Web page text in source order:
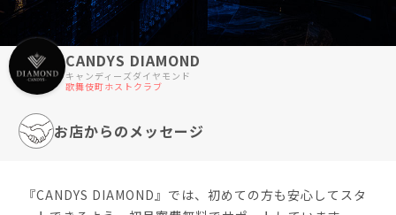
CANDYS DIAMOND
キャンディーズダイヤモンド
歌舞伎町ホストクラブ
お店からのメッセージ
『CANDYS DIAMOND』では、初めての方も安心してスタ